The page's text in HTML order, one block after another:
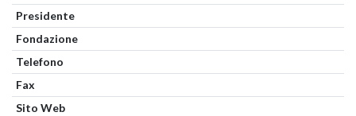
Presidente
Fondazione
Telefono
Fax
Sito Web